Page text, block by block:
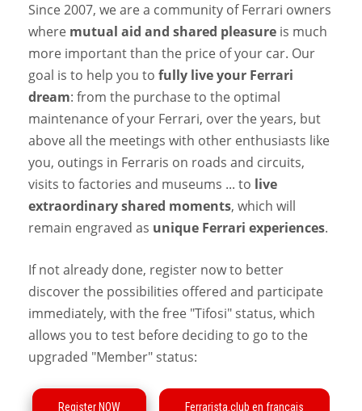
Since 2007, we are a community of Ferrari owners
where mutual aid and shared pleasure is much
more important than the price of your car. Our
goal is to help you to fully live your Ferrari
dream: from the purchase to the optimal
maintenance of your Ferrari, over the years, but
above all the meetings with other enthusiasts like
you, outings in Ferraris on roads and circuits,
visits to factories and museums ... to live
extraordinary shared moments, which will
remain engraved as unique Ferrari experiences.
If not already done, register now to better
discover the possibilities offered and participate
immediately, with the free "Tifosi" status, which
allows you to test before deciding to go to the
upgraded "Member" status: